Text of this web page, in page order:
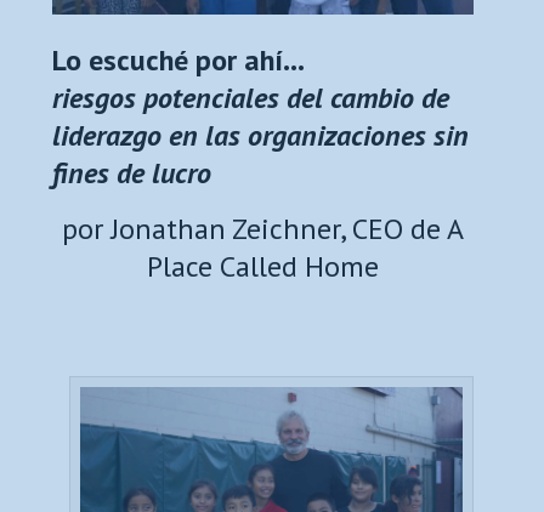
Lo escuché por ahí…
riesgos potenciales del cambio de
liderazgo en las organizaciones sin
fines de lucro
por Jonathan Zeichner, CEO de A
Place Called Home